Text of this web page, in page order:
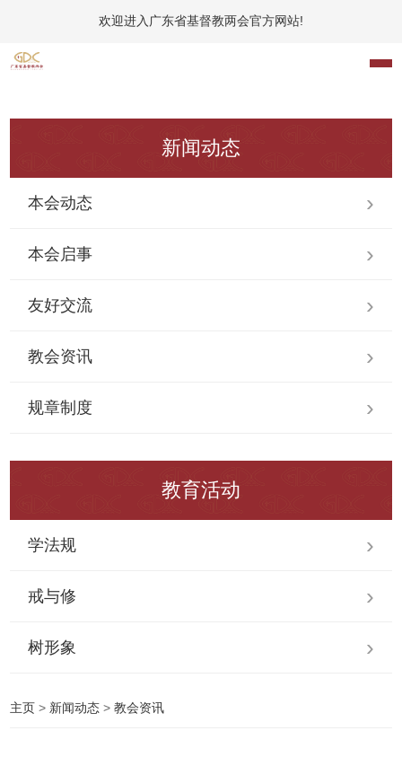
欢迎进入广东省基督教两会官方网站!
新闻动态
本会动态
本会启事
友好交流
教会资讯
规章制度
教育活动
学法规
戒与修
树形象
主页 > 新闻动态 >教会资讯